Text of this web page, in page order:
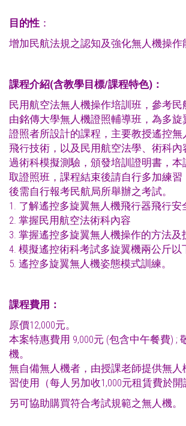
目的性 ：
增加民航法規之認知及強化無人機操作
課程介紹(含教學目標/課程特色) ：
民用航空法無人機操作培訓班，參考民
由銘傳大學無人機證照輔導班，為多旋
證照者所設計的課程，主要教授遙控無
飛行技術，以及民用航空法學、術科內
過術科模擬測驗，頒發培訓證明書，本
取證照班，課程結束後請自行多加練習
後需自行報考民航局所舉辦之考試。
1. 了解遙控多旋翼無人機飛行器飛行安
2. 掌握民用航空法術科內容
3. 掌握遙控多旋翼無人機操作的方法及
4. 模擬遙控術科考試多旋翼機兩公斤以
5. 遙控多旋翼無人機姿態模式訓練。
課程費用：
原價12,000元。
本案特惠費用 9,000元 (包含中午餐費) ;
機。
無自備無人機者，由授課老師提供無人
習使用（每人另加收1,000元租賃費於開
另可協助購買符合考試規範之無人機。